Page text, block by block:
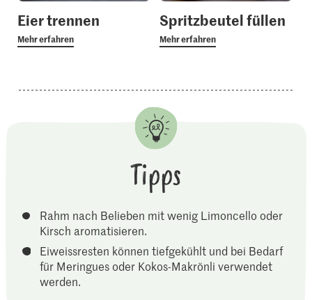
Eier trennen
Mehr erfahren
Spritzbeutel füllen
Mehr erfahren
Tipps
Rahm nach Belieben mit wenig Limoncello oder
Kirsch aromatisieren.
Eiweissresten können tiefgekühlt und bei Bedarf
für Meringues oder Kokos-Makrönli verwendet
werden.